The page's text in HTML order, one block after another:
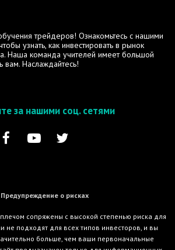
трейдеров! Ознакомьтесь с нашими
узнать, как инвестировать в рынок
Наша команда учителей имеет большой
вам. Наслаждайтесь!
за нашими соц. сетями
Предупреждение о рисках
сопряжены с высокой степенью риска для
не подходят для всех типов инвесторов, и вы
больше, чем ваши первоначальные